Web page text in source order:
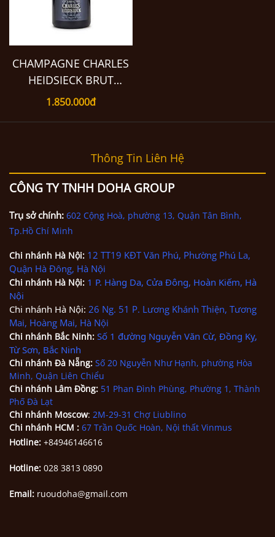
CHAMPAGNE CHARLES
HEIDSIECK BRUT
RÉSERVE GIFT SET
1.850.000đ
Thông Tin Liên Hệ
CÔNG TY TNHH DOHA GROUP
Trụ sở chính: 602 Cộng Hoà, phường 13, Quận Tân Bình,
Tp.Hồ Chí Minh
Chi nhánh Hà Nội: 12 TT19 KĐT Văn Phú, Phường Phú La,
Quận Hà Đông, Hà Nội
Chi nhánh Hà Nội: 1 P. Hàng Da, Cửa Đông, Hoàn Kiếm, Hà
Nội
Chi nhánh Hà Nội: 26 Ng. 51 P. Lương Khánh Thiện, Tương
Mai, Hoàng Mai, Hà Nội
Chi nhánh Bắc Ninh: Số 1 đường Nguyễn Văn Cừ, Đồng Kỵ,
Từ Sơn, Bắc Ninh
Chi nhánh Đà Nẵng: Số 20 Nguyễn Như Hạnh, phường Hòa
Minh, Quận Liên Chiểu
Chi nhánh Lâm Đồng: 51 Phan Đình Phùng, Phường 1, Thành
Phố Đà Lạt
Chi nhánh Moscow: 2M-29-31 Chợ Liublino
Chi nhánh HCM : 67 Trần Quốc Hoàn, Nội thất Vinmus
Hotline: +84946146616
Hotline: 028 3813 0890
Email: ruoudoha@gmail.com